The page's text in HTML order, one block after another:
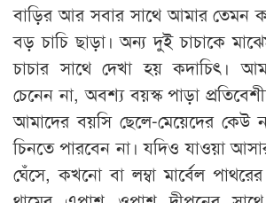
বাড়ির আর সবার সাথে আমার তেমন
বড় চাচি ছাড়া। অন্য দুই চাচাকে
চাচার সাথে দেখা হয় কদাচিৎ।
চেনেন না, অবশ্য বয়স্ক পাড়া
আমাদের বয়সি ছেলে-মেয়েদের কেউ
চিনতে পারবেন না। যদিও যাওয়া
ঘেঁসে, কখনো বা লম্বা মার্বেল